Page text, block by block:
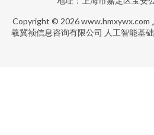
Copyright © 2026www.hmxywx.com
羲冀祯信息咨询有限公司 人工智能基